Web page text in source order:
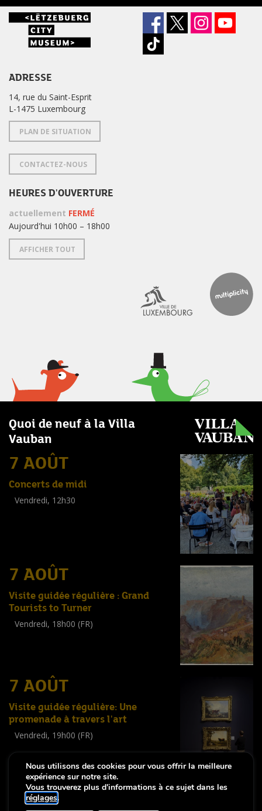
ADRESSE
14, rue du Saint-Esprit
L-1475 Luxembourg
PLAN DE SITUATION
CONTACTEZ-NOUS
HEURES D'OUVERTURE
actuellement FERMÉ
Aujourd'hui 10h00 – 18h00
AFFICHER TOUT
Quoi de neuf à la Villa
Vauban
7 AOÛT
Concerts de midi
Vendredi, 12h30
7 AOÛT
Visite guidée régulière : Grand
Tourists to Turner
Vendredi, 18h00 (FR)
7 AOÛT
Visite guidée régulière: Une
promenade à travers l'art
Vendredi, 19h00 (FR)
Tout public)
Notice légale-
Nous utilisons des cookies pour vous offrir la meilleure
expérience sur notre site.
Vous trouverez plus d'informations à ce sujet dans les
réglages.